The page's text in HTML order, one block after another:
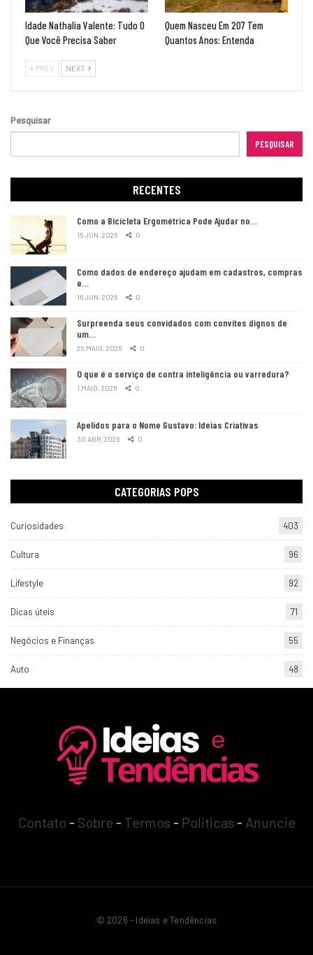
Idade Nathalia Valente: Tudo O
Que Você Precisa Saber
Quem Nasceu Em 207 Tem
Quantos Anos: Entenda
PREV NEXT
Pesquisar
PESQUISAR
RECENTES
Como a Bicicleta Ergométrica Pode Ajudar no…
16 JUN, 2026 0
Como dados de endereço ajudam em cadastros, compras
e…
16 JUN, 2026 0
Surpreenda seus convidados com convites dignos de
um…
25 MAIO, 2026 0
O que é o serviço de contra inteligência ou varredura?
1 MAIO, 2026 0
Apelidos para o Nome Gustavo: Ideias Criativas
30 ABR, 2026 0
CATEGORIAS POPS
Curiosidades 403
Cultura 96
Lifestyle 92
Dicas úteis 71
Negócios e Finanças 55
Auto 48
Contato - Sobre - Termos - Politicas - Anuncie
© 2026 - Ideias e Tendências